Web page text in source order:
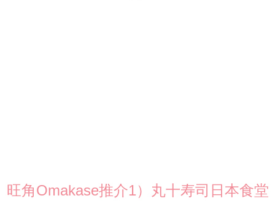
旺角Omakase推介1）丸十寿司日本食堂